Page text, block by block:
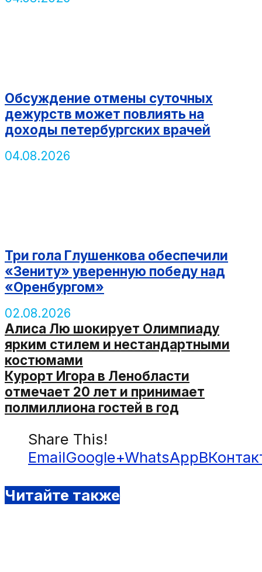
Обсуждение отмены суточных
дежурств может повлиять на
доходы петербургских врачей
04.08.2026
Три гола Глушенкова обеспечили
«Зениту» уверенную победу над
«Оренбургом»
02.08.2026
Алиса Лю шокирует Олимпиаду
ярким стилем и нестандартными
костюмами
Курорт Игора в Ленобласти
отмечает 20 лет и принимает
полмиллиона гостей в год
Share This!
EmailGoogle+WhatsApp
Читайте также